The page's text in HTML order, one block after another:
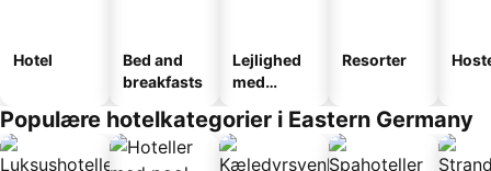
Hotel
Bed and
breakfasts
Lejlighed
med
Resorter
Populære hotelkategorier i Eastern Germany